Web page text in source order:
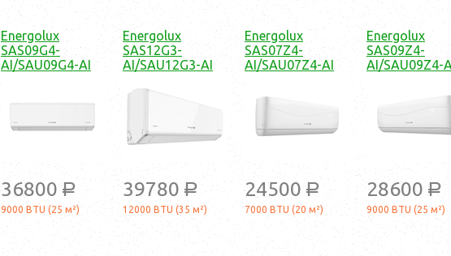
Energolux
SAS09G4-
AI/SAU09G4-AI
36800 a
9000 BTU (25 м²)
Energolux
SAS12G3-
AI/SAU12G3-AI
39780 a
12000 BTU (35 м²)
Energolux
SAS07Z4-
AI/SAU07Z4-AI
24500 a
7000 BTU (20 м²)
Energolux
SAS09Z4-
AI/SAU09Z4-
28600 a
9000 BTU (25 м²)